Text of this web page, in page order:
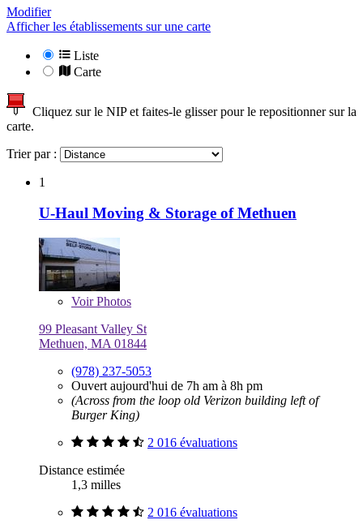
Modifier
Afficher les établissements sur une carte
Liste
Carte
Cliquez sur le NIP et faites-le glisser pour le repositionner sur la
carte.
Trier par :
1
U-Haul Moving & Storage of Methuen
VoirPhotos
99 Pleasant Valley St
Methuen, MA 01844
(978) 237-5053
Ouvert aujourd'hui de 7h am à 8h pm
(Across from the loop old Verizon building left of
Burger King)
2 016 évaluations
Distance estimée
1,3 milles
2 016 évaluations